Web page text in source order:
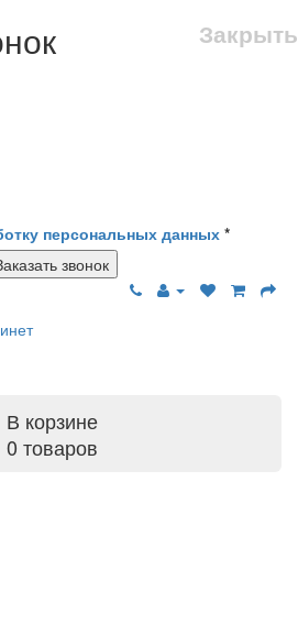
Закрыть
персональных данных *
звонок
В корзине
0 товаров